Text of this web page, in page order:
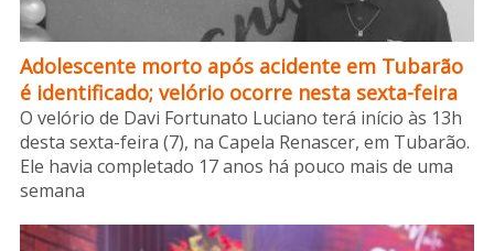
Adolescente morto após acidente em Tubarão
é identificado; velório ocorre nesta sexta-feira
O velório de Davi Fortunato Luciano terá início às 13h
desta sexta-feira (7), na Capela Renascer, em Tubarão.
Ele havia completado 17 anos há pouco mais de uma
semana